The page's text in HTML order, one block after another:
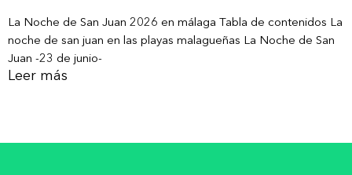
La Noche de San Juan 2026 en málaga Tabla de contenidos La
noche de san juan en las playas malagueñas La Noche de San
Juan -23 de junio-
Leer más